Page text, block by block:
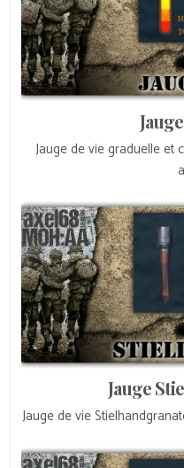
Jauge de vie graduelle et
Jauge
Jauge de vie